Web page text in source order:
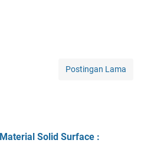
Postingan Lama
Solid Surface :